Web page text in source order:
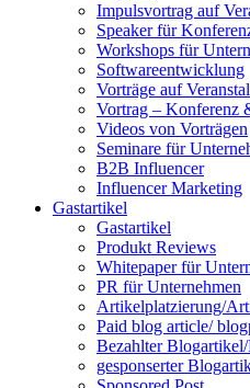
Impulsvortrag auf
Speaker für
Workshops für
Softwareentwicklung
Vorträge auf
Vortrag – Konferenz
Videos von Vorträgen
Seminare für
B2B Influencer
Influencer Marketing
Gastartikel
Gastartikel
Produkt Reviews
Whitepaper für
PR für Unternehmen
Artikelplatzierung/
Paid blog article/
Bezahlter
gesponserter